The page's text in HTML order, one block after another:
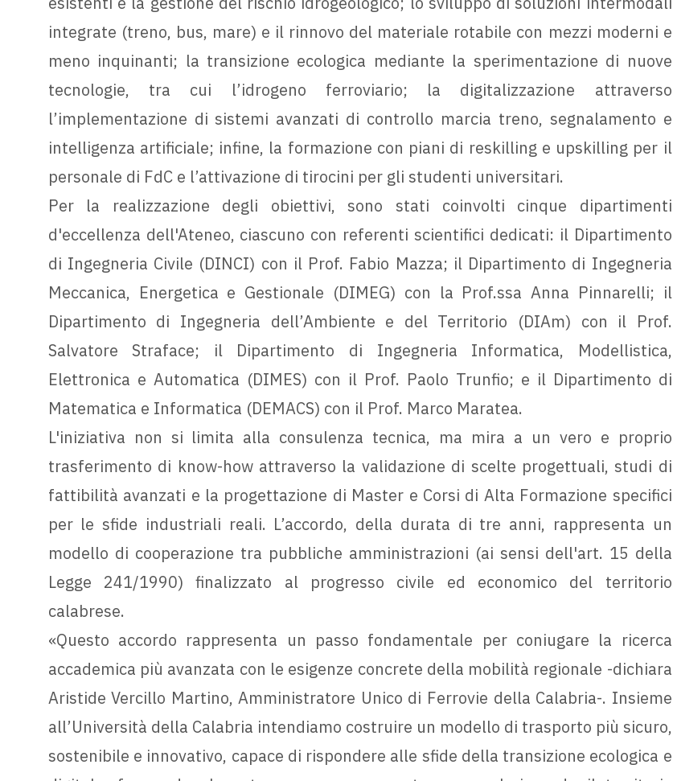
integrate (treno, bus, mare) e il rinnovo del materiale rotabile con mezzi moderni e
meno inquinanti; la transizione ecologica mediante la sperimentazione di nuove
tecnologie, tra cui l’idrogeno ferroviario; la digitalizzazione attraverso
l’implementazione di sistemi avanzati di controllo marcia treno, segnalamento e
intelligenza artificiale; infine, la formazione con piani di reskilling e upskilling per il
personale di FdC e l’attivazione di tirocini per gli studenti universitari.
Per la realizzazione degli obiettivi, sono stati coinvolti cinque dipartimenti
d'eccellenza dell'Ateneo, ciascuno con referenti scientifici dedicati: il Dipartimento
di Ingegneria Civile (DINCI) con il Prof. Fabio Mazza; il Dipartimento di Ingegneria
Meccanica, Energetica e Gestionale (DIMEG) con la Prof.ssa Anna Pinnarelli; il
Dipartimento di Ingegneria dell’Ambiente e del Territorio (DIAm) con il Prof.
Salvatore Straface; il Dipartimento di Ingegneria Informatica, Modellistica,
Elettronica e Automatica (DIMES) con il Prof. Paolo Trunfio; e il Dipartimento di
Matematica e Informatica (DEMACS) con il Prof. Marco Maratea.
L'iniziativa non si limita alla consulenza tecnica, ma mira a un vero e proprio
trasferimento di know-how attraverso la validazione di scelte progettuali, studi di
fattibilità avanzati e la progettazione di Master e Corsi di Alta Formazione specifici
per le sfide industriali reali. L’accordo, della durata di tre anni, rappresenta un
modello di cooperazione tra pubbliche amministrazioni (ai sensi dell'art. 15 della
Legge 241/1990) finalizzato al progresso civile ed economico del territorio
calabrese.
«Questo accordo rappresenta un passo fondamentale per coniugare la ricerca
accademica più avanzata con le esigenze concrete della mobilità regionale -dichiara
Aristide Vercillo Martino, Amministratore Unico di Ferrovie della Calabria-. Insieme
all’Università della Calabria intendiamo costruire un modello di trasporto più sicuro,
sostenibile e innovativo, capace di rispondere alle sfide della transizione ecologica e